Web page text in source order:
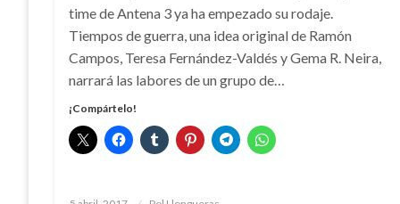
time de Antena 3 ya ha empezado su rodaje.
Tiempos de guerra, una idea original de Ramón
Campos, Teresa Fernández-Valdés y Gema R. Neira,
narrará las labores de un grupo de…
¡Compártelo!
Publicado